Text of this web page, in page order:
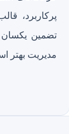
پرکاربرد،
تضمین یکسان
مدیریت بهتر